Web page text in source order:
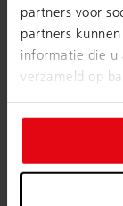
partners voor
partners
informatie die u
verzameld op